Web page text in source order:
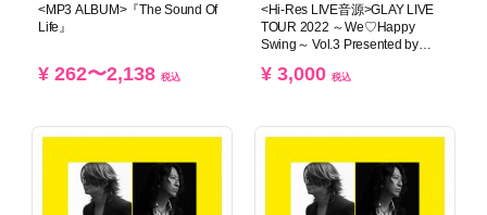
<MP3 ALBUM>『The Sound Of
Life』
¥ 262〜2,138 税込
<Hi-Res LIVE音源>GLAY LIVE
TOUR 2022 ～We♡Happy
Swing～ Vol.3 Presented by
MAKUHARI MESSE<DAY1>
¥ 3,000 税込